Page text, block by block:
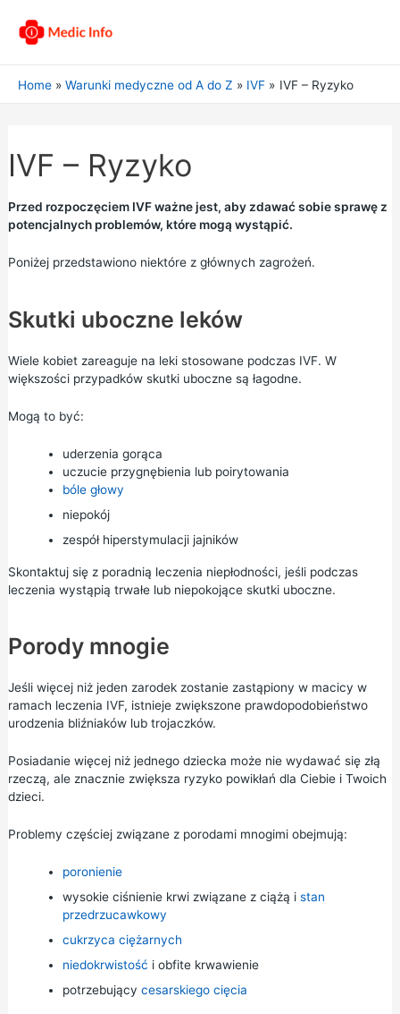
Home Warunki medyczne od A do Z IVF IVF – Ryzyko
IVF – Ryzyko
Przed rozpoczęciem IVF ważne jest, aby zdawać sobie sprawę z
potencjalnych problemów, które mogą wystąpić.
Poniżej przedstawiono niektóre z głównych zagrożeń.
Skutki uboczne leków
Wiele kobiet zareaguje na leki stosowane podczas IVF. W
większości przypadków skutki uboczne są łagodne.
Mogą to być:
uderzenia gorąca
uczucie przygnębienia lub poirytowania
bóle głowy
niepokój
zespół hiperstymulacji jajników
Skontaktuj się z poradnią leczenia niepłodności, jeśli podczas
leczenia wystąpią trwałe lub niepokojące skutki uboczne.
Porody mnogie
Jeśli więcej niż jeden zarodek zostanie zastąpiony w macicy w
ramach leczenia IVF, istnieje zwiększone prawdopodobieństwo
urodzenia bliźniaków lub trojaczków.
Posiadanie więcej niż jednego dziecka może nie wydawać się złą
rzeczą, ale znacznie zwiększa ryzyko powikłań dla Ciebie i Twoich
dzieci.
Problemy częściej związane z porodami mnogimi obejmują:
poronienie
wysokie ciśnienie krwi związane z ciążą i stan
przedrzucawkowy
cukrzyca ciężarnych
niedokrwistość i obfite krwawienie
potrzebujący cesarskiego cięcia